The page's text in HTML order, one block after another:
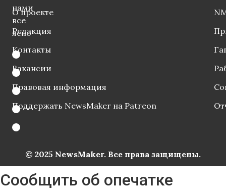
нами
все
ясно
О проекте
Редакция
Контакты
Вакансии
Правовая информация
Поддержать NewsMaker на Patreon
© 2025 NewsMaker. Все права защищены.
Сообщить об опечатке